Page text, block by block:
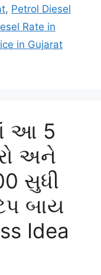
, Petrol Diesel
Rate in
in Gujarat
આ 5
અને
સુધી
બાય
Idea